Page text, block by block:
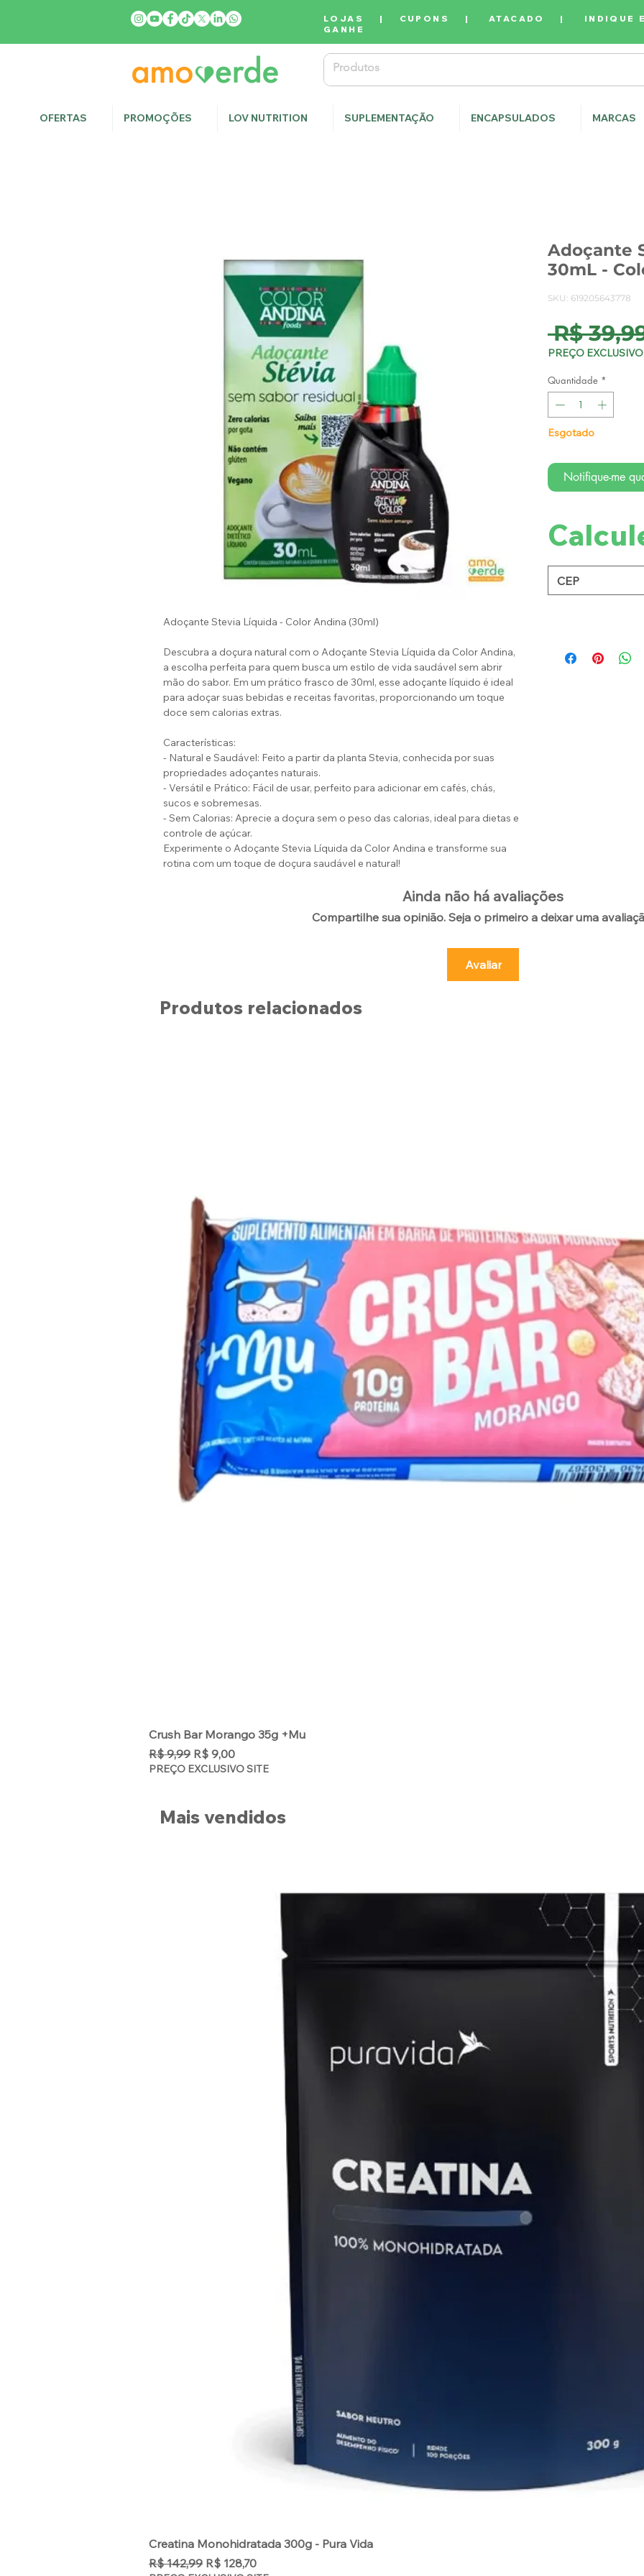
LOJAS | CUPONS |ATACADO | INDIQUE
GANHE
Adoçante Stevia Líquida - Color Andina (30ml)
Descubra a doçura natural com o Adoçante Stevia Líquida da Color Andina,
a escolha perfeita para quem busca um estilo de vida saudável sem abrir
mão do sabor. Em um prático frasco de 30ml, esse adoçante líquido é ideal
para adoçar suas bebidas e receitas favoritas, proporcionando um toque
doce sem calorias extras.
Características:
- Natural e Saudável: Feito a partir da planta Stevia, conhecida por suas
propriedades adoçantes naturais.
- Versátil e Prático: Fácil de usar, perfeito para adicionar em cafés, chás,
sucos e sobremesas.
- Sem Calorias: Aprecie a doçura sem o peso das calorias, ideal para dietas e
controle de açúcar.
Experimente o Adoçante Stevia Líquida da Color Andina e transforme sua
rotina com um toque de doçura saudável e natural!
Adoçante
30mL -
SKU: 619205643778
R$
PREÇO
Quantidade *
Esgotado
Notifique-me
Ainda não há avaliações
Compartilhe sua opinião. Seja o primeiro a deixar uma
Avaliar
Produtos relacionados
Crush Bar Morango 35g +Mu
Preço normal
R$ 9,99 Preço promocional
R$ 9,00
PREÇO EXCLUSIVO SITE
Mais vendidos
Creatina Monohidratada 300g - Pura Vida
Preço normal
R$ 142,99 Preço promocional
R$ 128,70
OFERTAS PROMOÇÕES LOV NUTRITION SUPLEMENTAÇÃO ENCAPSULADOS MARCAS